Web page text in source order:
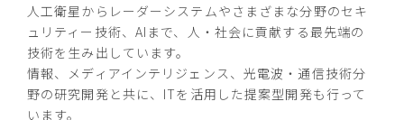
人工衛星からレーダーシステムやさまざまな分野のセキ
ュリティー技術、AIまで、人・社会に貢献する最先端の
技術を生み出しています。
情報、メディアインテリジェンス、光電波・通信技術分
野の研究開発と共に、ITを活用した提案型開発も行って
います。